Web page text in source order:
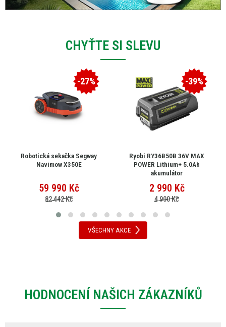
CHYŤTE SI SLEVU
-27%
Robotická sekačka Segway
Navimow X350E
59 990 Kč
82 442 Kč
-39%
Ryobi RY36B50B 36V MAX
POWER Lithium+ 5.0Ah
akumulátor
2 990 Kč
4 900 Kč
VŠECHNY AKCE
HODNOCENÍ NAŠICH ZÁKAZNÍKŮ